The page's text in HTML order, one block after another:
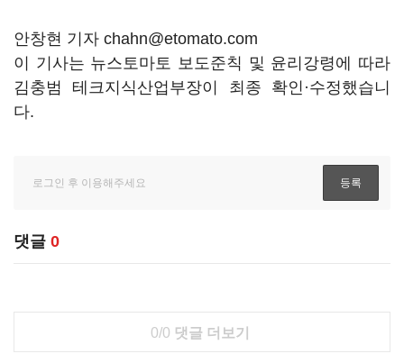
안창현 기자 chahn@etomato.com
이 기사는 뉴스토마토 보도준칙 및 윤리강령에 따라
김충범 테크지식산업부장이 최종 확인·수정했습니
다.
댓글 0
0/0 댓글 더보기